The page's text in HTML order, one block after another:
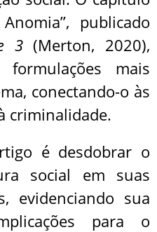
publicado
3(Merton, 2020),
mais
conectando-o às
criminalidade.
é desdobrar o
social em suas
evidenciando sua
para o